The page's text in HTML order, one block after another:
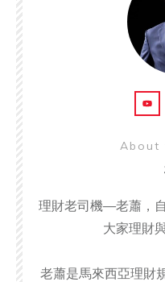
About
理財老司機—老蕭，
大家理財
老蕭是馬來西亞理財